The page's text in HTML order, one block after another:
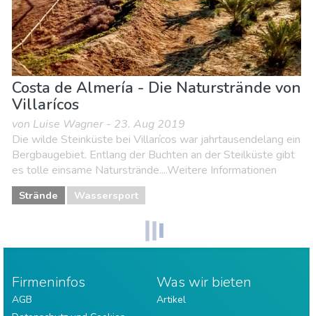
Costa de Almería - Die Naturstrände von
Villarícos
von Luise Wagner - 23. Aug 2019
Die wilde Steinküste bei Villarícos war jahrtausendelang ein
Bergbaugebiet. Entlang der Buchten an der Steilküste gibt
es tolle einsame Naturstrände....Weitere Informationen
Strände Wassersport
Firmeninfos
AGB
Was wir bieten
Artikel